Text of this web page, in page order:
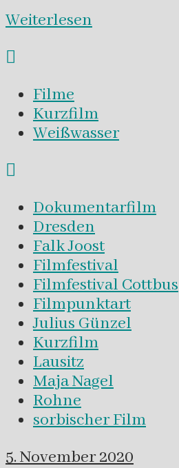
Weiterlesen
Filme
Kurzfilm
Weißwasser
Dokumentarfilm
Dresden
Falk Joost
Filmfestival
Filmfestival Cottbus
Filmpunktart
Julius Günzel
Kurzfilm
Lausitz
Maja Nagel
Rohne
sorbischer Film
5. November 2020